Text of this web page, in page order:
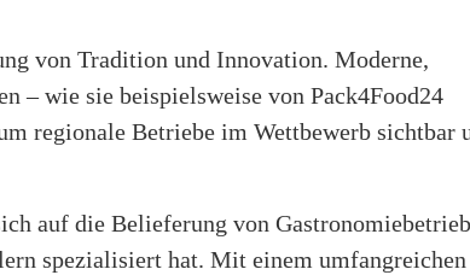
von Tradition und Innovation. Moderne,
– wie sie beispielsweise von Pack4Food24
regionale Betriebe im Wettbewerb sichtbar
auf die Belieferung von
spezialisiert hat. Mit einem umfangreichen